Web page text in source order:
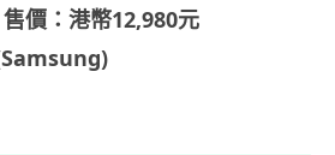
價：港幣12,980元